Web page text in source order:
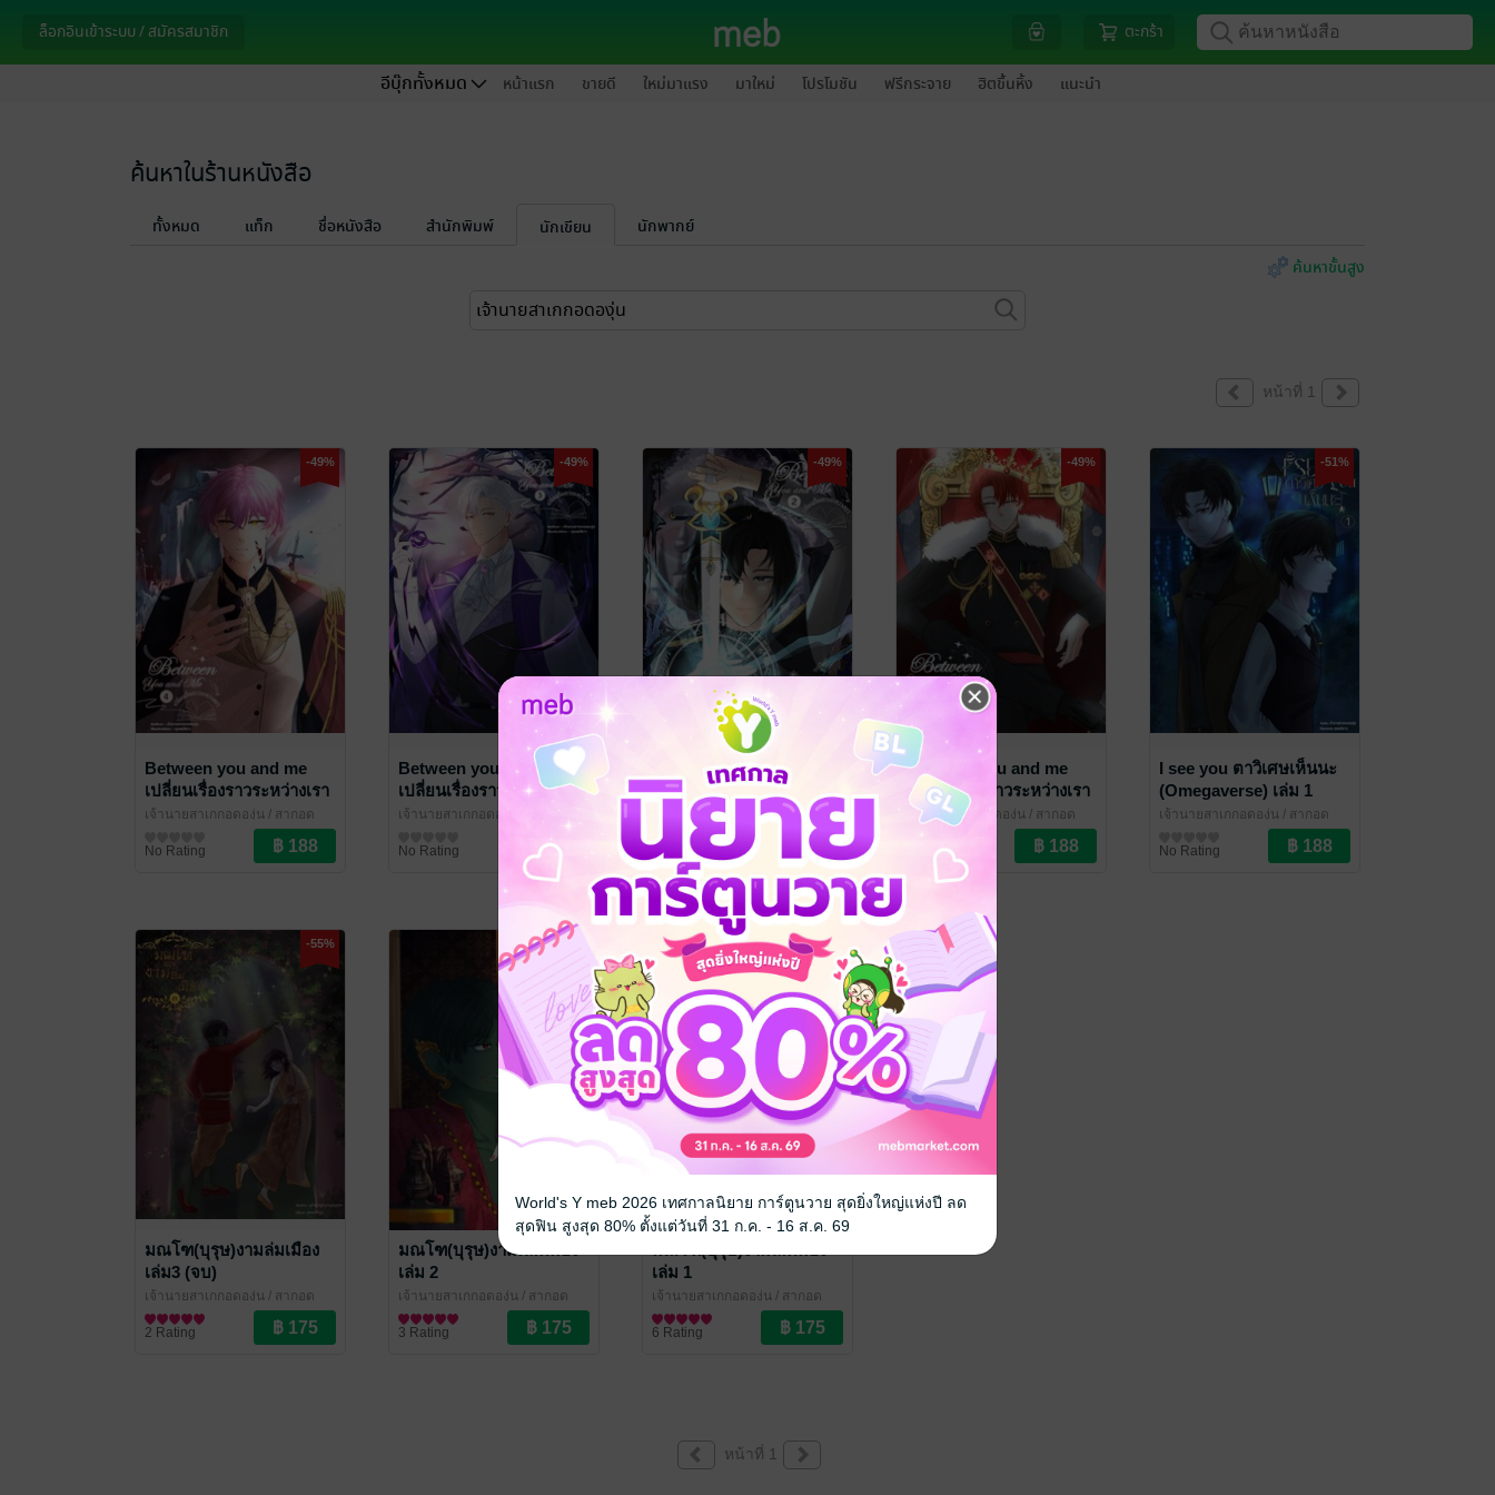
ล็อกอินเข้าระบบ / สมัครสมาชิก ตะกร้า
อีบุ๊กทั้งหมด หน้าแรก ขายดี ใหม่มาแรง มาใหม่ โปรโมชัน ฟรีกระจาย ฮิตขึ้นหิ้ง แนะนำ
ค้นหาในร้านหนังสือ
ทั้งหมด แท็ก ชื่อหนังสือ สำนักพิมพ์ นักเขียน
นักพากย์
ค้นหาขั้นสูง
หน้าที่ 1
-49%
Between you and me
เปลี่ยนเรื่องราวระหว่างเรา
เล่ม4
เจ้านายสาเกกอดองุ่น / สากอด
นิยายวาย Boy Love / Yaoi
No Rating
-49%
Between you and me
เปลี่ยนเรื่องราวระหว่างเรา
เล่ม3
เจ้านายสาเกกอดองุ่น
/ สากอด
No Rating
-49%
Between you and me
เปลี่ยนเรื่องราวระหว่างเรา
เจ้านายสาเกกอดองุ่น/ สากอด
องุ่น
นิยายวาย Boy Love / Yaoi
No Rating
-49%
Between you and me
เปลี่ยนเรื่องราวระหว่างเรา
เล่ม1
เจ้านายสาเกกอดองุ่น / สากอด
องุ่น
นิยายวาย Boy Love / Yaoi
No Rating
-51%
I see you ตาวิเศษเห็นนะ
(Omegaverse) เล่ม 1
เจ้านายสาเกกอดองุ่น / สากอด
นิยายวาย Boy Love / Yaoi
No Rating
-55%
มณโฑ(บุรุษ)งามล่มเมือง
เล่ม3 (จบ)
เจ้านายสาเกกอดองุ่น / สากอด
องุ่น
นิยายวาย Boy Love / Yaoi
2 Rating
-55%
มณโฑ(บุรุษ)งามเล่มเมือง
เล่ม 2
เจ้านายสาเกกอดองุ่น / สากอด
องุ่น
นิยายวาย Boy Love / Yaoi
3 Rating
-55%
เล่ม 1
เจ้านายสาเกกอดองุ่น / สากอด
องุ่น
นิยายวาย Boy Love / Yaoi
6 Rating
หน้าที่ 1
World's Y meb 2026 เทศกาลนิยาย การ์ตูนวาย สุดยิ่งใหญ่แห่งปี ลด
สุดฟิน สูงสุด 80% ตั้งแต่วันที่ 31 ก.ค. - 16 ส.ค. 69